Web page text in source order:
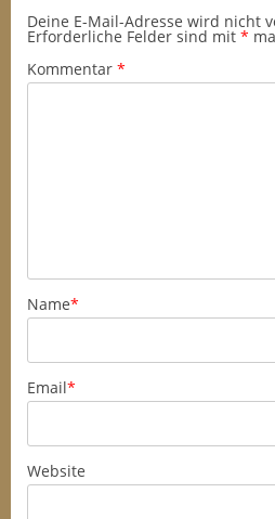
Deine E-Mail-Adresse wird nicht
Erforderliche Felder sind mit *
Kommentar *
Name*
Email*
Website